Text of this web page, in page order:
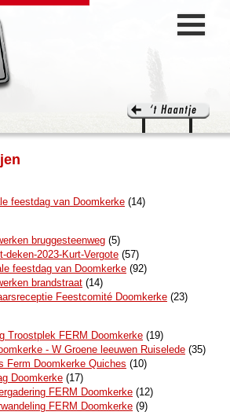
feestdag van Doomkerke (14)
bruggesteenweg (5)
deken-2023-Kurt-Vergote (57)
feestdag van Doomkerke (92)
brandstraat (14)
Feestcomité Doomkerke (23)
Troostplek FERM Doomkerke (19)
- W Groene leeuwen Ruiselede (35)
Ferm Doomkerke Quiches (10)
Doomkerke (17)
FERM Doomkerke (12)
FERM Doomkerke (9)